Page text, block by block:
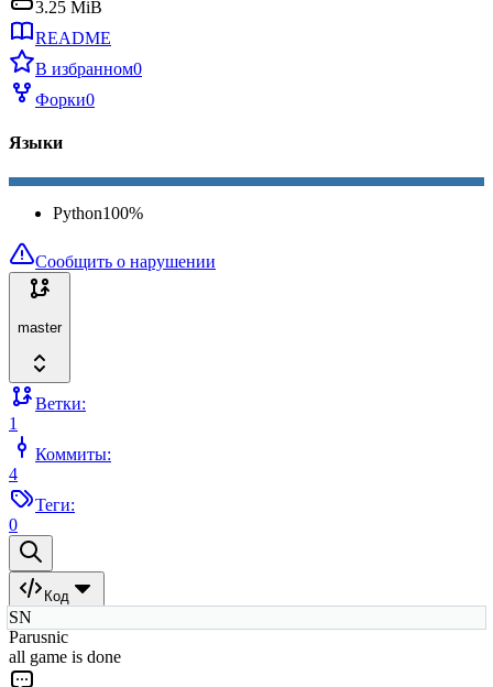
3.25 MiB
README
В избранном0
Форки0
Языки
Python100%
Сообщить о нарушении
master
Ветки:
1
Коммиты:
4
Теги:
0
Код
SN
Parusnic
all game is done